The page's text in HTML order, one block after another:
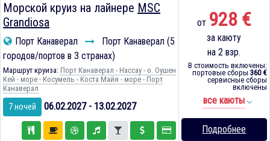
Морской круиз на лайнере MSC
Grandiosa
Порт Канаверал
Порт Канаверал (5
городов/портов в 3 странах)
Маршрут круиза: Порт Канаверал - Нассау - о. Оушен
Кей - море - Косумель - Коста Майя - море - Порт
Канаверал
7 ночей 06.02.2027 - 13.02.2027
от 928 €
за каюту
на 2 взр.
В стоимость включены:
портовые сборы 360 €
сервисные сборы
включены
все каюты
Подробнее